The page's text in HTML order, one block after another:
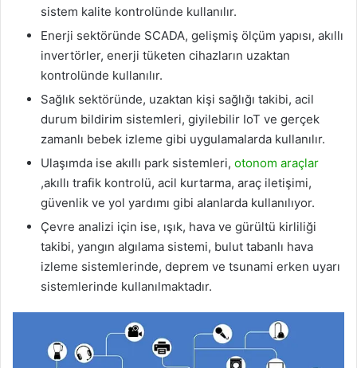
sistem kalite kontrolünde kullanılır.
Enerji sektöründe SCADA, gelişmiş ölçüm yapısı, akıllı
invertörler, enerji tüketen cihazların uzaktan
kontrolünde kullanılır.
Sağlık sektöründe, uzaktan kişi sağlığı takibi, acil
durum bildirim sistemleri, giyilebilir IoT ve gerçek
zamanlı bebek izleme gibi uygulamalarda kullanılır.
Ulaşımda ise akıllı park sistemleri, otonom araçlar
,akıllı trafik kontrolü, acil kurtarma, araç iletişimi,
güvenlik ve yol yardımı gibi alanlarda kullanılıyor.
Çevre analizi için ise, ışık, hava ve gürültü kirliliği
takibi, yangın algılama sistemi, bulut tabanlı hava
izleme sistemlerinde, deprem ve tsunami erken uyarı
sistemlerinde kullanılmaktadır.